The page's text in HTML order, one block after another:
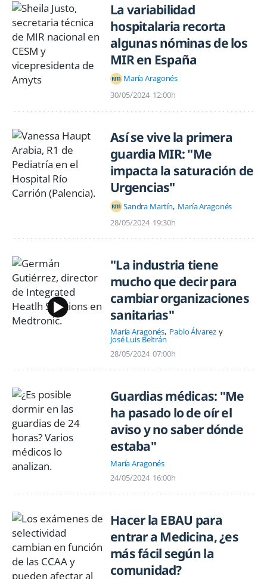
La variabilidad
hospitalaria recorta
algunas nóminas de los
MIR en España
María Aragonés
30/05/2024 12:00h
Así se vive la primera
guardia MIR: "Me
impacta la saturación de
Urgencias"
Sandra Martín María Aragonés
28/05/2024 19:30h
"La industria tiene
mucho que decir para
cambiar organizaciones
sanitarias"
María Aragonés Pablo Álvarez
José Luis Beltrán
28/05/2024 07:00h
Guardias médicas: "Me
ha pasado lo de oír el
aviso y no saber dónde
estaba"
María Aragonés
24/05/2024 16:00h
Hacer la EBAU para
entrar a Medicina, ¿es
más fácil según la
comunidad?